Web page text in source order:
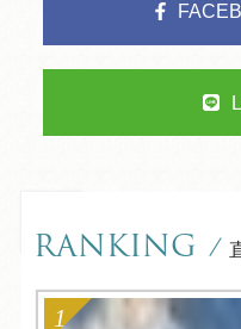
RANKING /